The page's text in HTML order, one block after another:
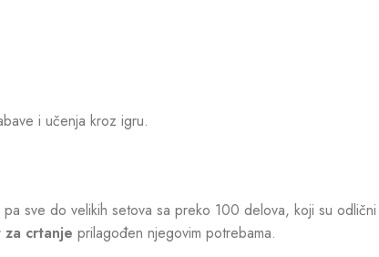
i učenja kroz igru.
sve do velikih setova sa preko 100 delova, koji su
crtanje prilagođen njegovim potrebama.